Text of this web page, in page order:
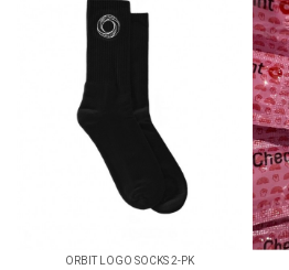
ORBIT LOGO SOCKS 2-PK